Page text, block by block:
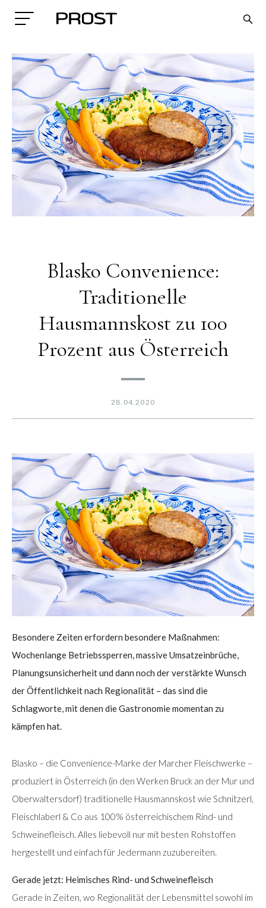
Search
Blasko Convenience:
Traditionelle
Hausmannskost zu 100
Prozent aus Österreich
28.04.2020
Besondere Zeiten erfordern besondere Maßnahmen:
Wochenlange Betriebssperren, massive Umsatzeinbrüche,
Planungsunsicherheit und dann noch der verstärkte Wunsch
der Öffentlichkeit nach Regionalität – das sind die
Schlagworte, mit denen die Gastronomie momentan zu
kämpfen hat.
Blasko – die Convenience-Marke der Marcher Fleischwerke –
produziert in Österreich (in den Werken Bruck an der Mur und
Oberwaltersdorf) traditionelle Hausmannskost wie Schnitzerl,
Fleischlaberl & Co aus 100% österreichischem Rind- und
Schweinefleisch. Alles liebevoll nur mit besten Rohstoffen
hergestellt und einfach für Jedermann zuzubereiten.
Gerade jetzt: Heimisches Rind- und Schweinefleisch
Gerade in Zeiten, wo Regionalität der Lebensmittel sowohl im